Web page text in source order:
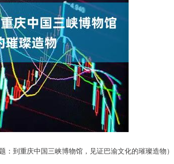
题：到重庆中国三峡博物馆，见证巴渝文化的璀璨造物）